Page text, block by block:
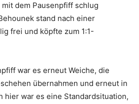
dem Pausenpfiff schlug
stand nach einer
frei und köpfte zum 1:1-
war es erneut Weiche, die
übernahmen und erneut in
hier war es eine Standardsituation,